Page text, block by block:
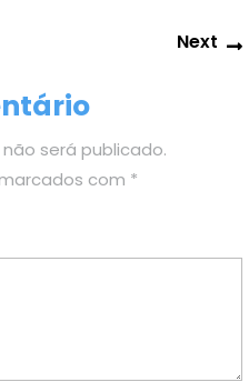
Next
será publicado.
com *